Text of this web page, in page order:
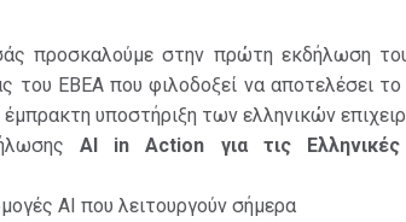
προσκαλούμε στην πρώτη εκδήλωση
του ΕΒΕΑ που φιλοδοξεί να αποτελέσει
υποστήριξη των ελληνικών
AI in Action για τις Ελληνικές
AI που λειτουργούν σήμερα